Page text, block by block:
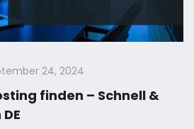
24, 2024
finden – Schnell &